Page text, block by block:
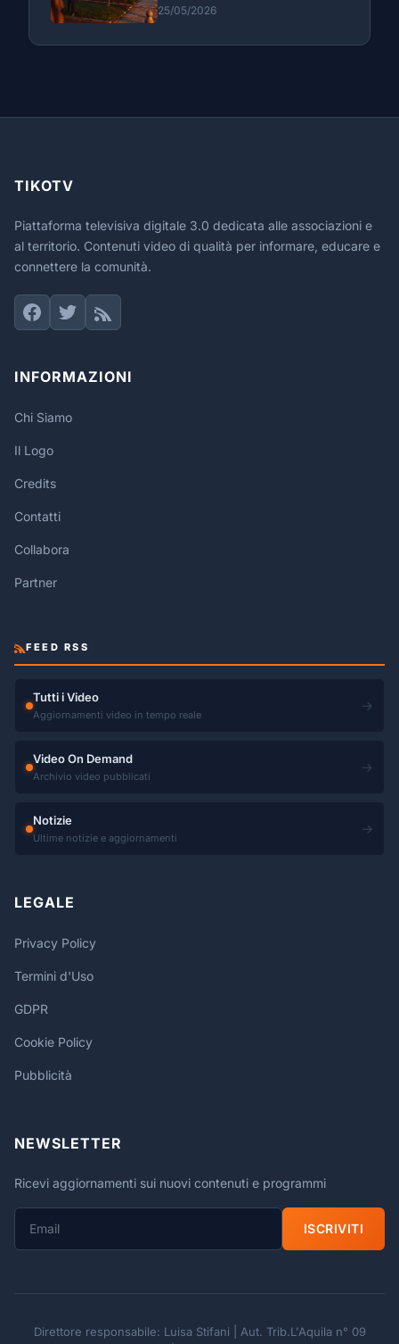
25/05/2026
TIKOTV
Piattaforma televisiva digitale 3.0 dedicata alle associazioni e
al territorio. Contenuti video di qualità per informare, educare e
connettere la comunità.
INFORMAZIONI
Chi Siamo
Il Logo
Credits
Contatti
Collabora
Partner
FEED RSS
Tutti i Video
Aggiornamenti video in tempo reale
→
Video On Demand
Archivio video pubblicati
→
Notizie
Ultime notizie e aggiornamenti
→
LEGALE
Privacy Policy
Termini d'Uso
GDPR
Cookie Policy
Pubblicità
NEWSLETTER
Ricevi aggiornamenti sui nuovi contenuti e programmi
ISCRIVITI
Direttore responsabile: Luisa Stifani | Aut. Trib.L'Aquila n° 09